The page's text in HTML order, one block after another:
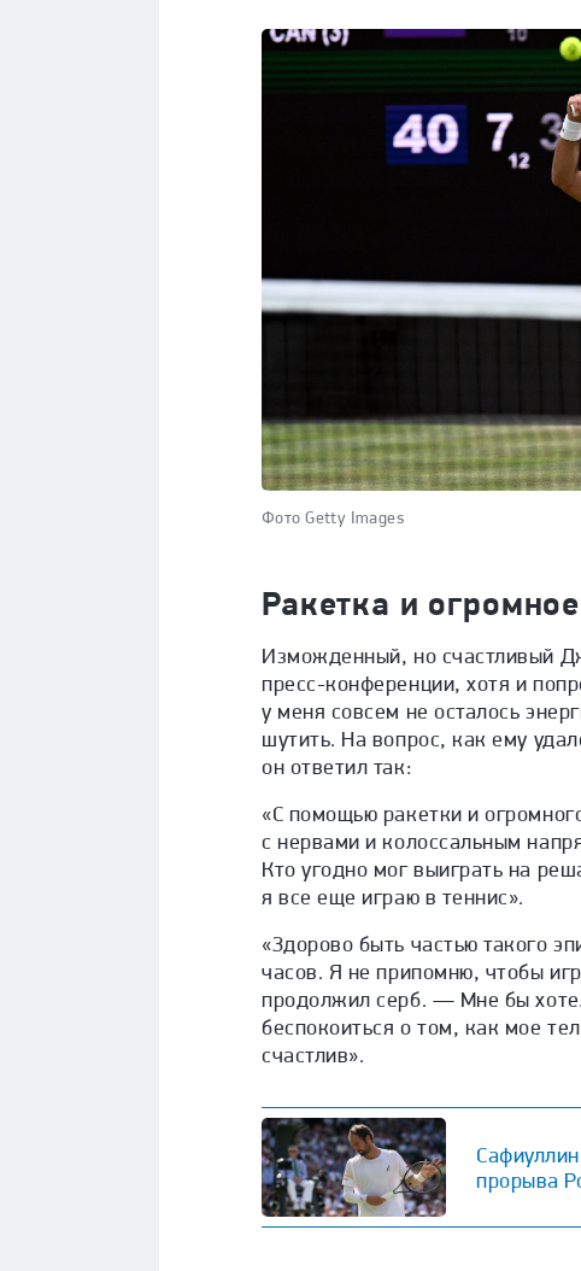
Фото Getty Images
Ракетка и
Изможденный, но счастливый
пресс-конференции, хотя и
у меня совсем не осталось
шутить. На вопрос, как ему
он ответил так:
«С помощью ракетки и
с нервами и колоссальным
Кто угодно мог выиграть на
я все еще играю в теннис».
«Здорово быть частью такого
часов. Я не припомню, чтобы
продолжил серб. — Мне бы
беспокоиться о том, как мое
счастлив».
прорыва